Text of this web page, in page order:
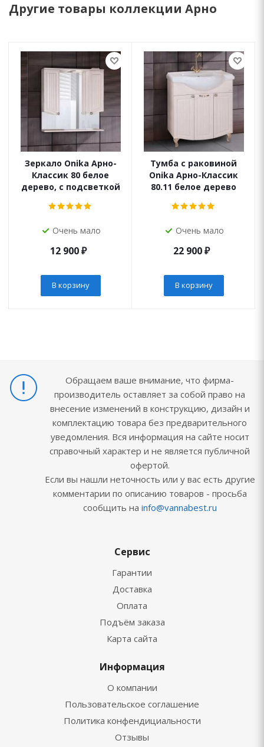
Другие товары коллекции Арно
Зеркало Onika Арно-
Классик 80 белое
дерево, с подсветкой
Очень мало
12 900₽
В корзину
Тумба с раковиной
Onika Арно-Классик
80.11 белое дерево
Очень мало
22 900₽
В корзину
Обращаем ваше внимание, что фирма-
производитель оставляет за собой право на
внесение изменений в конструкцию, дизайн и
комплектацию товара без предварительного
уведомления. Вся информация на сайте носит
справочный характер и не является публичной
офертой.
Если вы нашли неточность или у вас есть другие
комментарии по описанию товаров - просьба
сообщить на info@vannabest.ru
Сервис
Гарантии
Доставка
Оплата
Подъём заказа
Карта сайта
Информация
О компании
Пользовательское соглашение
Политика конфендициальности
Отзывы